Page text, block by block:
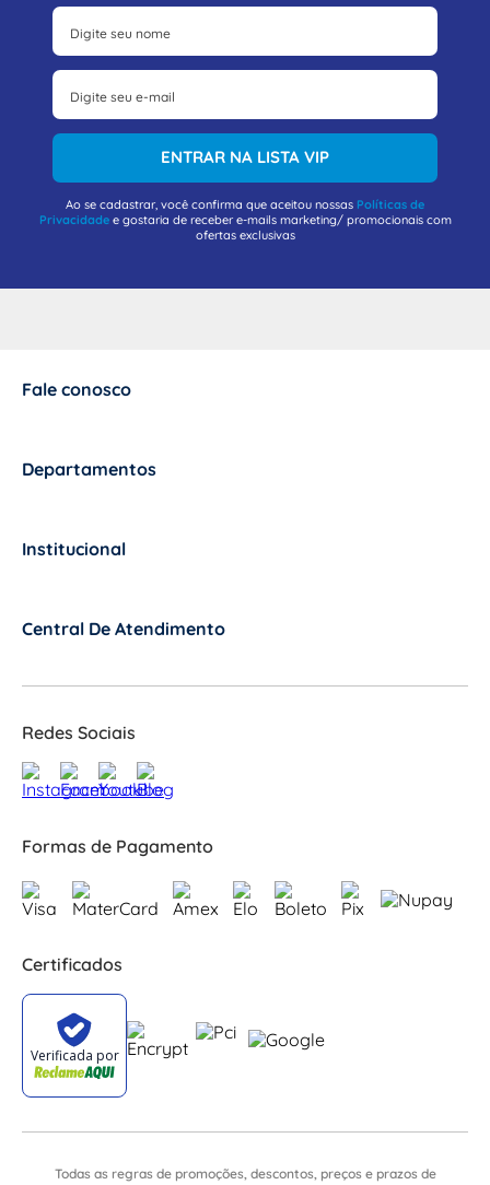
ENTRAR NA LISTA VIP
Ao se cadastrar, você confirma que aceitou nossas Políticas de
Privacidadee gostaria de receber e-mails marketing/ promocionais com
ofertas exclusivas
Fale conosco
Departamentos
Institucional
Central De Atendimento
Redes Sociais
Formas de Pagamento
Certificados
Todas as regras de promoções, descontos, preços e prazos de